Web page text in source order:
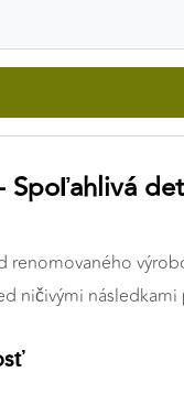
Spoľahlivá
renomovaného
ničivými následkami